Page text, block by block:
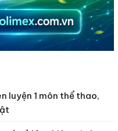
luyện 1 môn thể thao,